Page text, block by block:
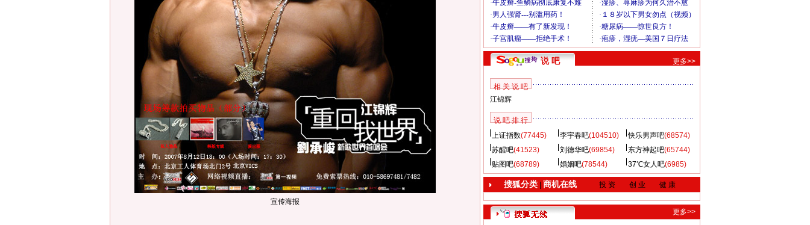
宣传海报
说 吧 更多>>
相 关 说 吧
江锦辉
说 吧 排 行
上证指数(77445) 李宇春吧(104510) 快乐男声吧(68574)
苏醒吧(41523) 刘德华吧(69854) 东方神起吧(65744)
贴图吧(68789) 婚姻吧(78544) 37℃女人吧(6985)
搜狐分类| 商机在线 投 资 创 业 健 康
更多>>